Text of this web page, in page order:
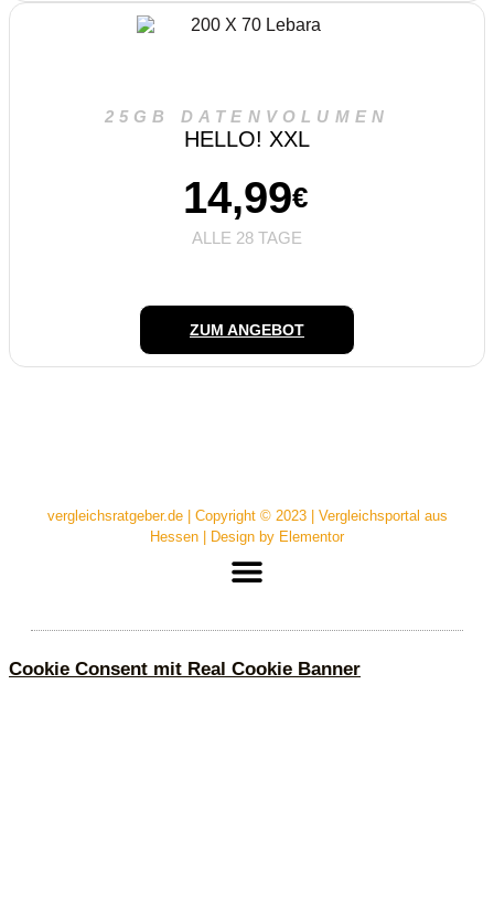
25GB DATENVOLUMEN
HELLO! XXL
14,99€
ALLE 28 TAGE
ZUM ANGEBOT
vergleichsratgeber.de | Copyright © 2023 | Vergleichsportal aus
Hessen | Design by Elementor
Cookie Consent mit Real Cookie Banner